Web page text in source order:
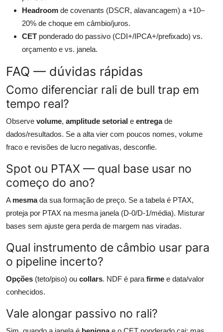
Headroom de covenants (DSCR, alavancagem) a +10–
20% de choque em câmbio/juros.
CET ponderado do passivo (CDI+/IPCA+/prefixado) vs.
orçamento e vs. janela.
FAQ — dúvidas rápidas
Como diferenciar rali de bull trap em
tempo real?
Observe volume, amplitude setorial e entregade
dados/resultados. Se a alta vier com poucos nomes, volume
fraco e revisões de lucro negativas, desconfie.
Spot ou PTAX — qual base usar no
começo do ano?
A mesmada sua formação de preço. Se a tabela é PTAX,
proteja por PTAX na mesma janela (D-0/D-1/média). Misturar
bases sem ajuste gera perda de margem nas viradas.
Qual instrumento de câmbio usar para
o pipeline incerto?
Opções (teto/piso) ou collars. NDF é para firme e data/valor
conhecidos.
Vale alongar passivo no rali?